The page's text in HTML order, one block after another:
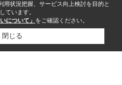
用状況把握、サービス向上検討を目的と
ています。
について」 をご確認ください。
閉じる